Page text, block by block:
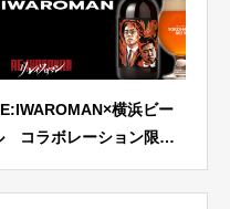
【飲んでみた】1999年創
業・横浜ビールから、新作
精神を体現する「横浜セゾ